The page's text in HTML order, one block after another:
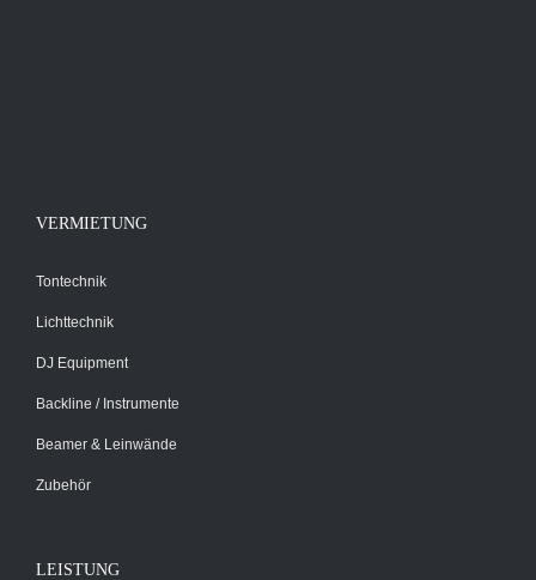
VERMIETUNG
Tontechnik
Lichttechnik
DJ Equipment
Backline / Instrumente
Beamer & Leinwände
Zubehör
LEISTUNG